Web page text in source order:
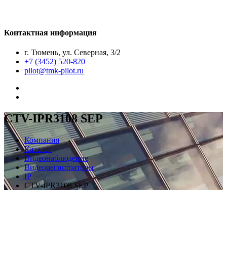
Контактная информация
г. Тюмень, ул. Северная, 3/2
+7 (3452) 520-820
pilot@tmk-pilot.ru
CTV-IPR3108 SEP
Компания
Каталог
Видеонаблюдение
Видеорегистраторы
IP
CTV-IPR3108 SEP